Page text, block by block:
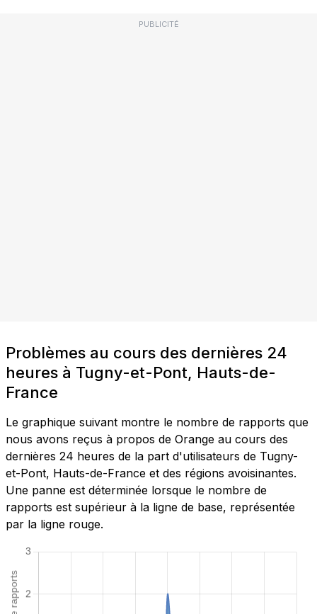
PUBLICITÉ
Problèmes au cours des dernières 24
heures à Tugny-et-Pont, Hauts-de-
France
Le graphique suivant montre le nombre de rapports que
nous avons reçus à propos de Orange au cours des
dernières 24 heures de la part d'utilisateurs de Tugny-
et-Pont, Hauts-de-France et des régions avoisinantes.
Une panne est déterminée lorsque le nombre de
rapports est supérieur à la ligne de base, représentée
par la ligne rouge.